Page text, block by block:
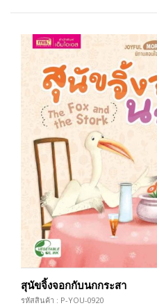
สุนัขจิ้งจอกกับนกกระสา
รหัสสินค้า : P-YOU-0920